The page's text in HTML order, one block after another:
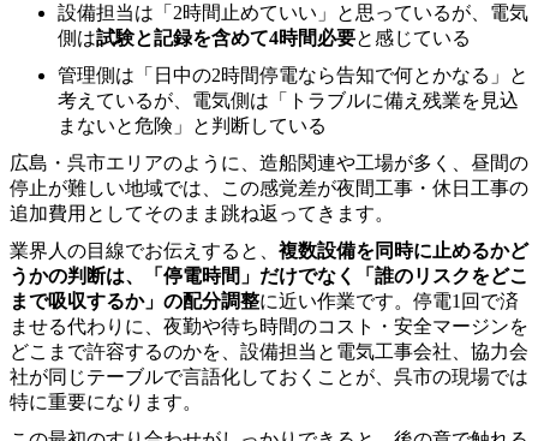
設備担当は「2時間止めていい」と思っているが、電気
側は試験と記録を含めて4時間必要と感じている
管理側は「日中の2時間停電なら告知で何とかなる」と
考えているが、電気側は「トラブルに備え残業を見込
まないと危険」と判断している
広島・呉市エリアのように、造船関連や工場が多く、昼間の
停止が難しい地域では、この感覚差が夜間工事・休日工事の
追加費用としてそのまま跳ね返ってきます。
業界人の目線でお伝えすると、 複数設備を同時に止めるかど
うかの判断は、「停電時間」だけでなく「誰のリスクをどこ
まで吸収するか」の配分調整に近い作業です。停電1回で済
ませる代わりに、夜勤や待ち時間のコスト・安全マージンを
どこまで許容するのかを、設備担当と電気工事会社、協力会
社が同じテーブルで言語化しておくことが、呉市の現場では
特に重要になります。